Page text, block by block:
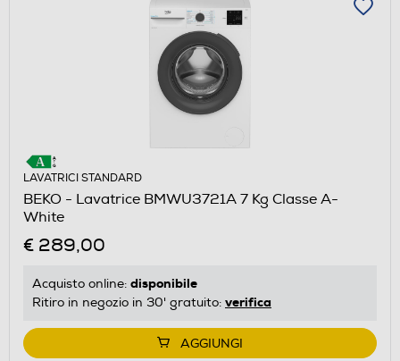
LAVATRICI STANDARD
BEKO - Lavatrice BMWU3721A 7 Kg Classe A-
White
€ 289,00
Acquisto online: disponibile
Ritiro in negozio in 30' gratuito: verifica
AGGIUNGI